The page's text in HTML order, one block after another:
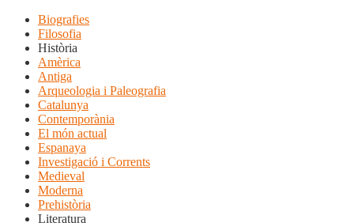
Biografies
Filosofia
Història
Amèrica
Antiga
Arqueologia i Paleografia
Catalunya
Contemporània
El món actual
Espanaya
Investigació i Corrents
Medieval
Moderna
Prehistòria
Literatura